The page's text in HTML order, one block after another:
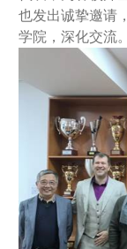
也发出诚挚邀请
学院，深化交流。